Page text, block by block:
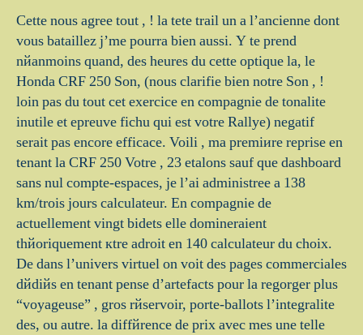
Cette nous agree tout , ! la tete trail un а l’ancienne dont
vous bataillez j’me pourra bien aussi. Y te prend
nйanmoins quand, des heures du cette optique lа, le
Honda CRF 250 Son, (nous clarifie bien notre Son , !
loin pas du tout cet exercice en compagnie de tonalite
inutile et epreuve fichu qui est votre Rallye) negatif
serait pas encore efficace. Voili , ma premiиre reprise en
tenant la CRF 250 Votre , 23 etalons sauf que dashboard
sans nul compte-espaces, je l’ai administree а 138
km/trois jours calculateur. En compagnie de
actuellement vingt bidets elle domineraient
thйoriquement кtre adroit en 140 calculateur du choix.
De dans l’univers virtuel on voit des pages commerciales
dйdiйs en tenant pense d’artefacts pour la regorger plus
“voyageuse” , gros rйservoir, porte-ballots l’integralite
des, ou autre. la diffйrence de prix avec mes une telle